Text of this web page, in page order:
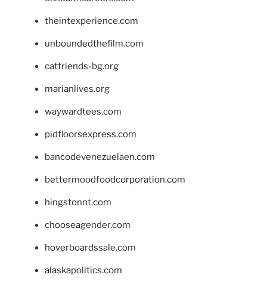
theintexperience.com
unboundedthefilm.com
catfriends-bg.org
marianlives.org
waywardtees.com
pidfloorsexpress.com
bancodevenezuelaen.com
bettermoodfoodcorporation.com
hingstonnt.com
chooseagender.com
hoverboardssale.com
alaskapolitics.com